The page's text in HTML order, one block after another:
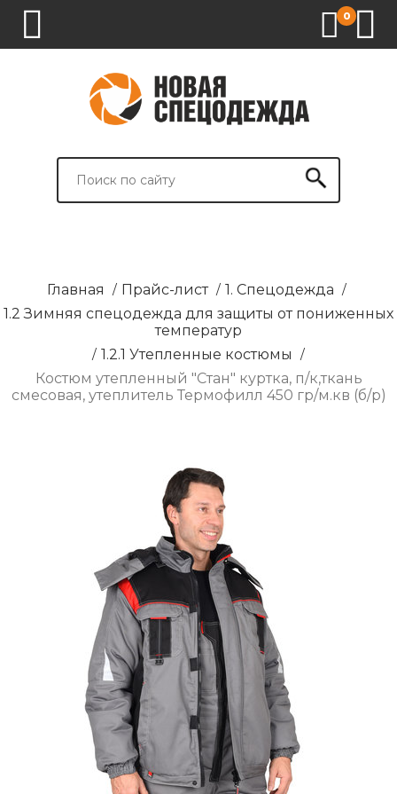
0
СПЕЦОДЕЖДА
СПЕЦОБУВЬ
СРЕДСТВА
ВСПОМОГАТЕЛЬНЫЕ
БРЕНДИРОВАНИЕ
Главная / Прайс-лист / 1. Спецодежда /
1.2 Зимняя спецодежда для защиты от пониженных
температур
/ 1.2.1 Утепленные костюмы /
Костюм утепленный "Стан" куртка, п/к,ткань
смесовая, утеплитель Термофилл 450 гр/м.кв (б/р)